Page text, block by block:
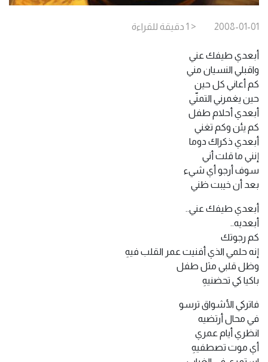
2008-01-01
< 1 دقيقة للقراءة
أبعدي طيفك عني
واقبلي النسيان مني
كم أعاني كل حين
حين يغمرني التمنّي
أبعدي أحلام طفل
كم يئن وكم تغني
أبعدي ذكراك دوما
إنني ما قلت أني
سوف أرجو أي شيء
بعد أن خيبت ظني
أبعدي طيفك عني..
أبعديه..
كم رجوتك
إنه حلمي الذي أفنيت عمر القلب فيهِ
وظل قلبي مثل طفل
باكيا كي تحضنيهِ
فاتركي الأشواق ترسو
في محال أرتضيه
انظري أيام عمري
أي موت تصطفيهِ